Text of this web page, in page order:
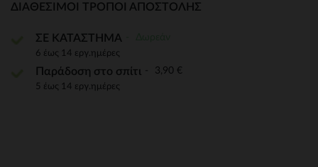
ΔΙΑΘΈΣΙΜΟΙ ΤΡΌΠΟΙ ΑΠΟΣΤΟΛΉΣ
ΣΕ ΚΑΤΑΣΤΗΜΑ
6 έως 14 εργ.ημέρες
Παράδοση στο σπίτι 3,90 €
5 έως 14 εργ.ημέρες